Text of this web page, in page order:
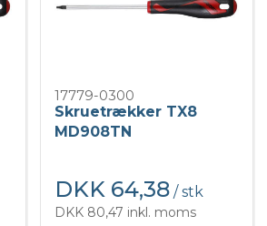
17779-0300
Skruetrækker TX8
MD908TN
DKK 64,38 / stk
DKK 80,47 inkl. moms